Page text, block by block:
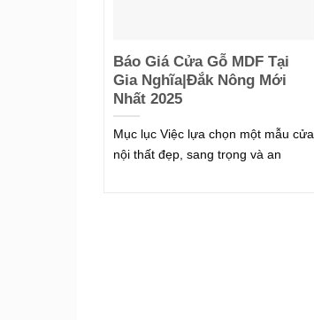
Báo Giá Cửa Gỗ MDF Tại
Gia Nghĩa|Đắk Nông Mới
Nhất 2025
Mục lục Việc lựa chọn một mẫu cửa
nội thất đẹp, sang trọng và an